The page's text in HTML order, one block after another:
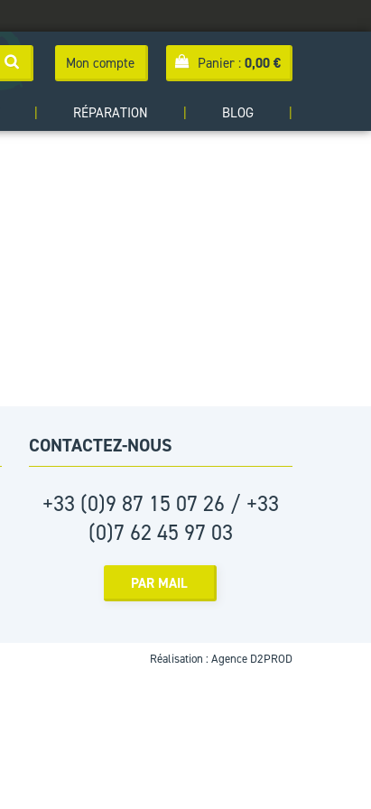
Panier : 0,00 €
Mon compte
RÉPARATION BLOG
CONTACTEZ-NOUS
+33 (0)9 87 15 07 26 / +33
(0)7 62 45 97 03
PAR MAIL
Réalisation : Agence D2PROD